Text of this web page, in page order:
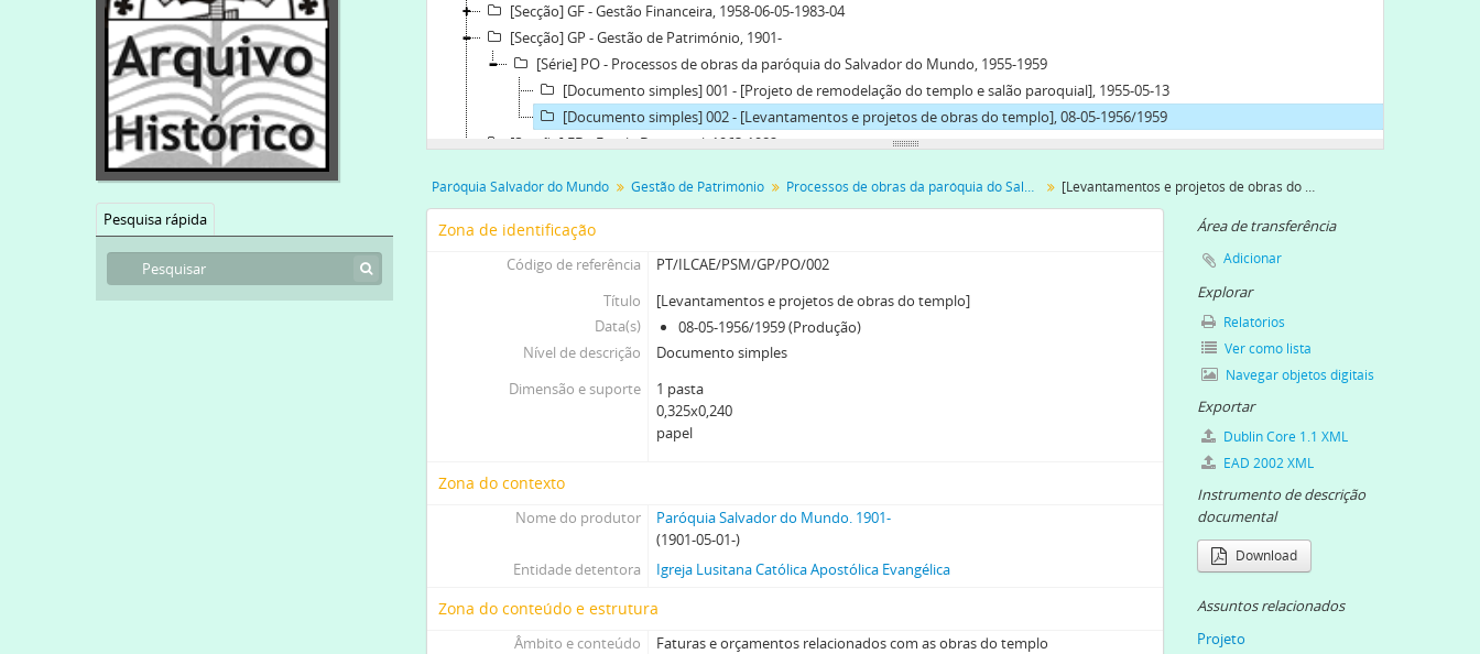
Pesquisa rápida
[Secção] GF - Gestão Financeira, 1958-06-05-1983-04
[Secção] GP - Gestão de Património, 1901-
[Série] PO - Processos de obras da paróquia do Salvador do Mundo, 1955-1959
[Documento simples] 001 - [Projeto de remodelação do templo e salão paroquial], 1955-05-13
[Documento simples] 002 - [Levantamentos e projetos de obras do templo], 08-05-1956/1959
[Secção] ED - Escola Dominical, 1963-1982
Paróquia Salvador do Mundo Gestão de Património Processos de obras da paróquia do Salvador do Mundo [Levantamentos e projetos de obras do templo]
Zona de identificação
Código de referência
PT/ILCAE/PSM/GP/PO/002
Título
[Levantamentos e projetos de obras do templo]
Data(s)
08-05-1956/1959 (Produção)
Nível de descrição
Documento simples
Dimensão e suporte
1 pasta
0,325x0,240
papel
Zona do contexto
Nome do produtor
Paróquia Salvador do Mundo. 1901-
(1901-05-01-)
Entidade detentora
Igreja Lusitana Católica Apostólica Evangélica
Zona do conteúdo e estrutura
Âmbito e conteúdo
Faturas e orçamentos relacionados com as obras do templo
Área de transferência
Adicionar
Explorar
Relatórios
Ver como lista
Navegar objetos digitais
Exportar
Dublin Core 1.1 XML
EAD 2002 XML
Instrumento de descrição
documental
Download
Assuntos relacionados
Projeto